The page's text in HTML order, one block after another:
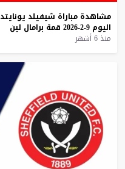
مشاهدة مباراة شيفيلد يونايتد
اليوم 9-2-2026 قمة برامال لين
منذ 6 أشهر